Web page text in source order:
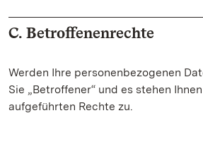
C. Betroffenenrechte
Werden Ihre personenbezogenen
Sie „Betroffener“ und es stehen
aufgeführten Rechte zu.